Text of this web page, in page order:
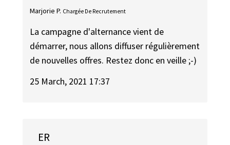
Marjorie P. Chargée De Recrutement
La campagne d'alternance vient de
démarrer, nous allons diffuser régulièrement
de nouvelles offres. Restez donc en veille ;-)
25 March, 2021 17:37
ER